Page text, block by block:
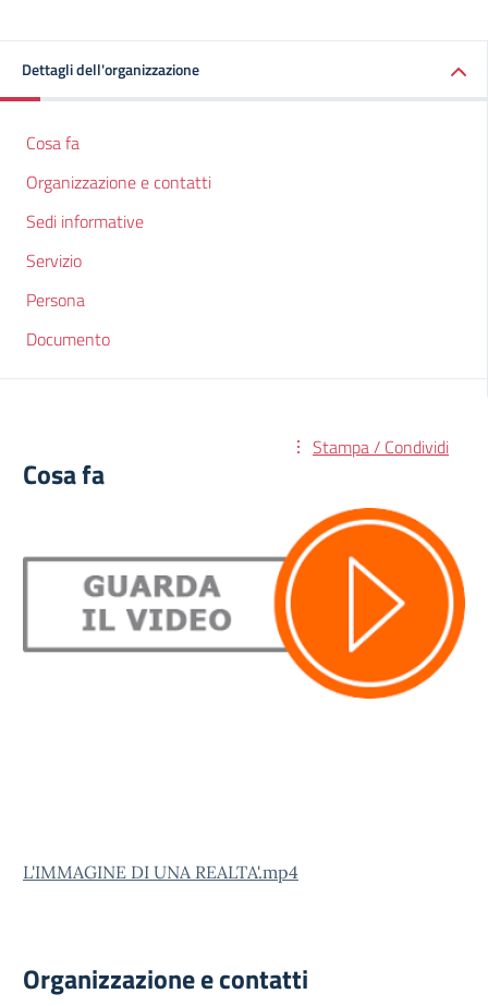
Dettagli dell'organizzazione
Cosa fa
Organizzazione e contatti
Sedi informative
Servizio
Persona
Documento
Stampa / Condividi
Cosa fa
L'IMMAGINE DI UNA REALTA'.mp4
Organizzazione e contatti